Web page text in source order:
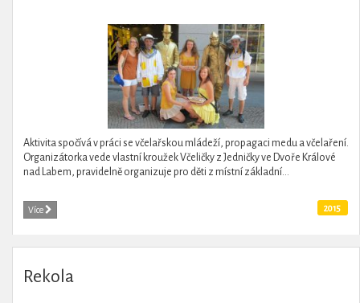
Aktivita spočívá v práci se včelařskou mládeží, propagaci medu a včelaření.
Organizátorka vede vlastní kroužek Včeličky z Jedničky ve Dvoře Králové
nad Labem, pravidelně organizuje pro děti z místní základní...
Více 2015
Rekola